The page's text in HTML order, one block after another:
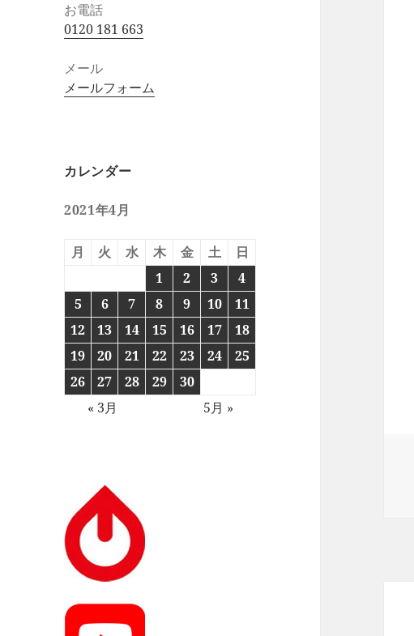
お電話
0120 181 663
メール
メールフォーム
カレンダー
2021年4月
月 火 水 木 金 土
日
1
2 3
4
5
6 7 8 9 10
11
12
13 14 15 16 17
18
19
20 21 22 23 24
25
26
27 28 29
30
« 3月
5月 »